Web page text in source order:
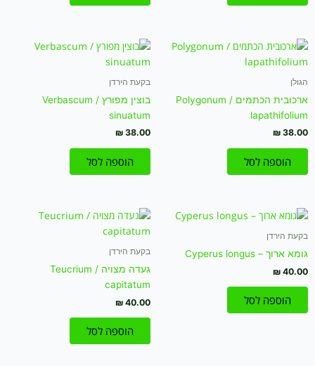
הגולן
ארכובית הכתמים / Polygonum
lapathifolium
₪ 38.00
הוספה לסל
בקעת הירדן
בוצין מפורץ / Verbascum
sinuatum
₪ 38.00
הוספה לסל
בקעת הירדן
גומא ארוך – Cyperus longus
₪ 40.00
הוספה לסל
בקעת הירדן
געדה מצויה / Teucrium
capitatum
₪ 40.00
הוספה לסל